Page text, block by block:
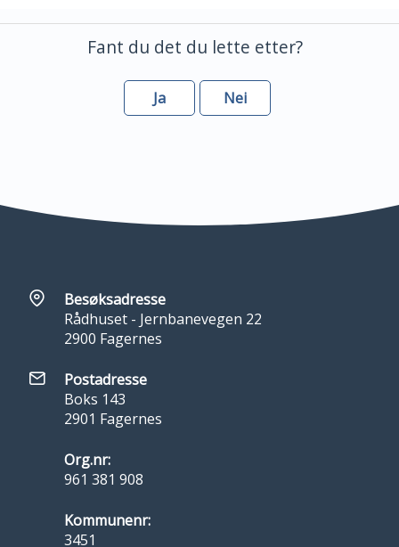
Fant du det du lette etter?
Ja Nei
Besøksadresse
Rådhuset - Jernbanevegen 22
2900 Fagernes
Postadresse
Boks 143
2901 Fagernes
Org.nr:
961 381 908
Kommunenr:
3451